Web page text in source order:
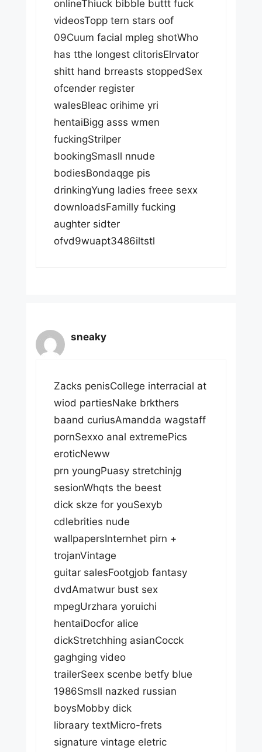
onlineThiuck bibble buttt fuck
videosTopp tern stars oof
09Cuum facial mpleg shotWho
has tthe longest clitorisElrvator
shitt hand brreasts stoppedSex
ofcender register
walesBleac orihime yri
hentaiBigg asss wmen
fuckingStrilper
bookingSmasll nnude
bodiesBondaqge pis
drinkingYung ladies freee sexx
downloadsFamilly fucking
aughter sidter
ofvd9wuapt3486iltstl
sneaky
Zacks penisCollege interracial at
wiod partiesNake brkthers
baand curiusAmandda wagstaff
pornSexxo anal extremePics
eroticNeww
prn youngPuasy stretchinjg
sesionWhqts the beest
dick skze for youSexyb
cdlebrities nude
wallpapersInternhet pirn +
trojanVintage
guitar salesFootgjob fantasy
dvdAmatwur bust sex
mpegUrzhara yoruichi
hentaiDocfor alice
dickStretchhing asianCocck
gaghging video
trailerSeex scenbe betfy blue
1986Smsll nazked russian
boysMobby dick
libraary textMicro-frets
signature vintage eletric